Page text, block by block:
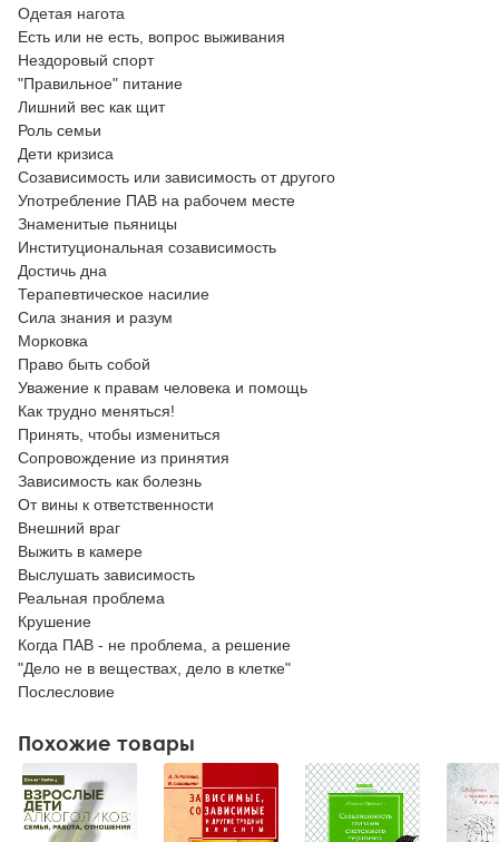
Одетая нагота
Есть или не есть, вопрос выживания
Нездоровый спорт
"Правильное" питание
Лишний вес как щит
Роль семьи
Дети кризиса
Созависимость или зависимость от другого
Употребление ПАВ на рабочем месте
Знаменитые пьяницы
Институциональная созависимость
Достичь дна
Терапевтическое насилие
Сила знания и разум
Морковка
Право быть собой
Уважение к правам человека и помощь
Как трудно меняться!
Принять, чтобы измениться
Сопровождение из принятия
Зависимость как болезнь
От вины к ответственности
Внешний враг
Выжить в камере
Выслушать зависимость
Реальная проблема
Крушение
Когда ПАВ - не проблема, а решение
"Дело не в веществах, дело в клетке"
Послесловие
Похожие товары